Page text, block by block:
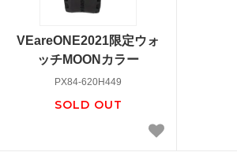
VEareONE2021限定ウォ
ッチMOONカラー
PX84-620H449
SOLD OUT